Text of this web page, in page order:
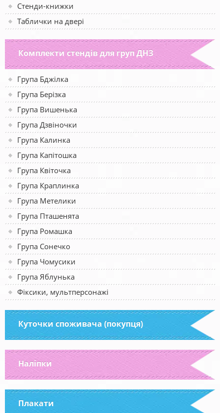
Стенди-книжки
Таблички на двері
Комплекти стендів для груп ДНЗ
Група Бджілка
Група Берізка
Група Вишенька
Група Дзвіночки
Група Калинка
Група Капітошка
Група Квіточка
Група Краплинка
Група Метелики
Група Пташенята
Група Ромашка
Група Сонечко
Група Чомусики
Група Яблунька
Фіксики, мультперсонажі
Куточки споживача (покупця)
Наліпки
Плакати